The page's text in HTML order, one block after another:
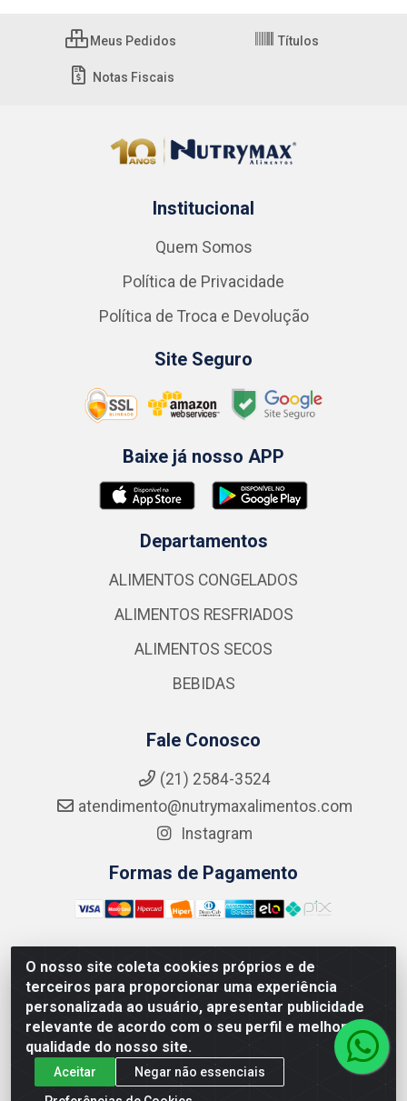
O nosso site coleta cookies próprios e de
terceiros para proporcionar uma experiência
personalizada ao usuário, apresentar publicidade
relevante de acordo com o seu perfil e melhorar a
qualidade do nosso site.
Aceitar
Negar não essenciais
Meus Pedidos Títulos
Notas Fiscais
Institucional
Quem Somos
Política de Privacidade
Política de Troca e Devolução
Site Seguro
Baixe já nosso APP
Departamentos
ALIMENTOS CONGELADOS
ALIMENTOS RESFRIADOS
ALIMENTOS SECOS
BEBIDAS
Fale Conosco
(21) 2584-3524
atendimento@nutrymaxalimentos.com
Instagram
Formas de Pagamento
NUTRY MAX COMÉRCIO DE PRODUTOS ALIMENTICIOS
LTDA - RUA DO FEIJÃO, 721 PENHA CIRCULAR/RJ -
CNPJ: 15.796.122/0001-03